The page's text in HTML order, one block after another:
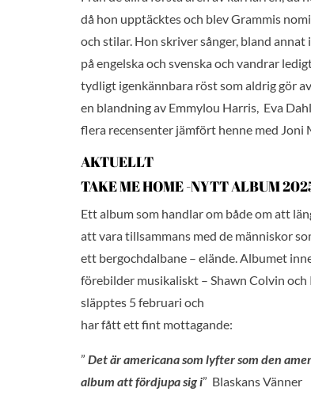
då hon upptäcktes och blev Grammis
och stilar. Hon skriver sånger, bland
på engelska och svenska och vandrar
tydligt igenkännbara röst som aldrig gör
en blandning av Emmylou Harris, Eva
flera recensenter jämfört henne med Joni
AKTUELLT
TAKE ME HOME -NYTT ALBUM
Ett album som handlar om både om att
att vara tillsammans med de människor
ett bergochdalbane – elände. Albumet
förebilder musikaliskt – Shawn Colvin
släpptes 5 februari och
har fått ett fint mottagande:
” Det är americana som lyfter som den
album att fördjupa sig i” Blaskans Vänner